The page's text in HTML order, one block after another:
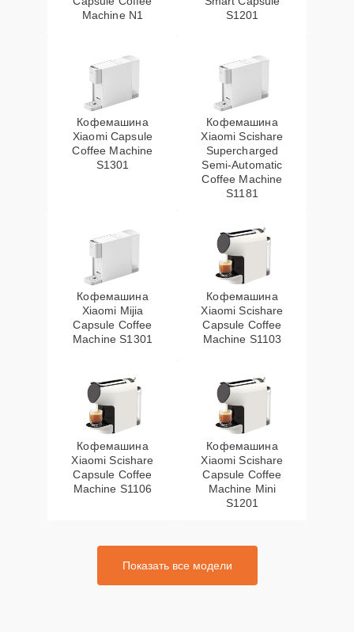
Machine N1
S1201
Кофемашина
Xiaomi Capsule
Coffee Machine
S1301
Кофемашина
Xiaomi Scishare
Supercharged
Semi‑Automatic
Coffee Machine
S1181
Кофемашина
Xiaomi Mijia
Capsule Coffee
Machine S1301
Кофемашина
Xiaomi Scishare
Capsule Coffee
Machine S1103
Кофемашина
Xiaomi Scishare
Capsule Coffee
Machine S1106
Кофемашина
Xiaomi Scishare
Capsule Coffee
Machine Mini
S1201
Показать все модели